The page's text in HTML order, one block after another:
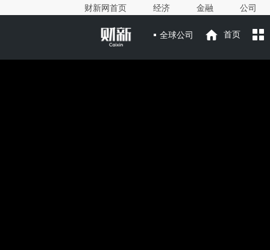
财新网首页 经济 金融 公司
全球公司 首页